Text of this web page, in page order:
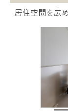
居住空間を広